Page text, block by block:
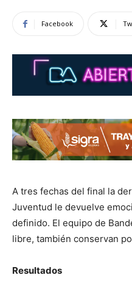
Facebook
A tres fechas del final la
Juventud le devuelve
definido. El equipo de
libre, también conservan
Resultados